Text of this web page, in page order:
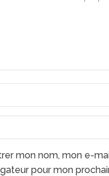
mon nom, mon e-
pour mon